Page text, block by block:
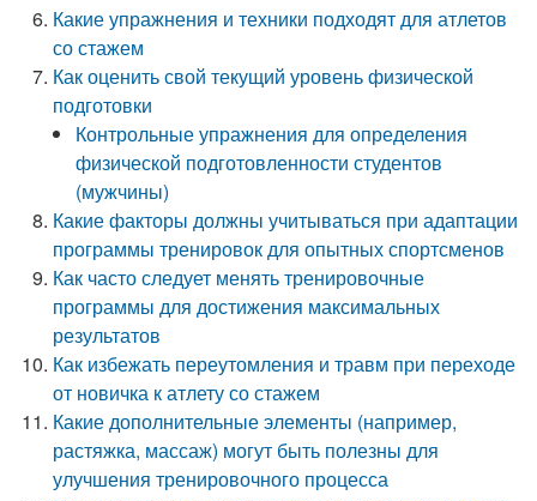
Какие упражнения и техники подходят для атлетов
со стажем
Как оценить свой текущий уровень физической
подготовки
Контрольные упражнения для определения
физической подготовленности студентов
(мужчины)
Какие факторы должны учитываться при адаптации
программы тренировок для опытных спортсменов
Как часто следует менять тренировочные
программы для достижения максимальных
результатов
Как избежать переутомления и травм при переходе
от новичка к атлету со стажем
Какие дополнительные элементы (например,
растяжка, массаж) могут быть полезны для
улучшения тренировочного процесса